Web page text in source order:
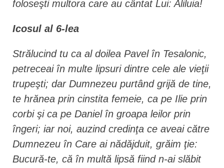
foloseşti multora care au cântat Lui: Aliluia!
Icosul al 6-lea
Strălucind tu ca al doilea Pavel în Tesalonic,
petreceai în multe lipsuri dintre cele ale vieţii
trupeşti; dar Dumnezeu purtând grijă de tine,
te hrănea prin cinstita femeie, ca pe Ilie prin
corbi şi ca pe Daniel în groapa leilor prin
îngeri; iar noi, auzind credinţa ce aveai către
Dumnezeu în Care ai nădăjduit, grăim ţie:
Bucură-te, că în multă lipsă fiind n-ai slăbit